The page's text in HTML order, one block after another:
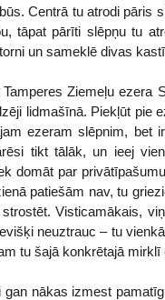
Centrā tu atrodi pāris
tāpat pārīti slēpņu tu
un sameklē divas
Ziemeļu ezera
lidmašīnā. Piekļūt pie
ezeram slēpnim, bet
tikt tālāk, un ieej
domāt par
patiešām nav, tu
Visticamākais,
neuztrauc – tu
tu šajā konkrētajā mirklī
nākas izmest